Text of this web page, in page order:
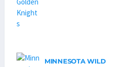
MINNESOTA WILD